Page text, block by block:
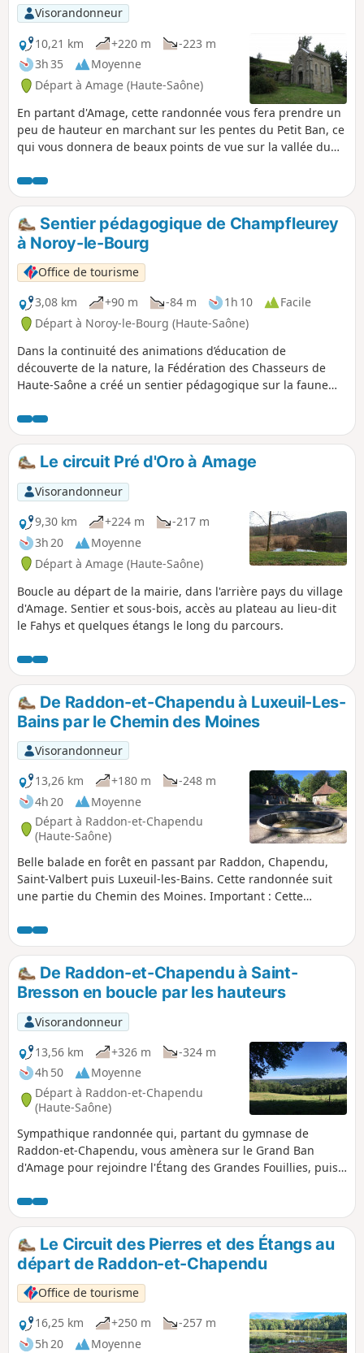
majeure partie se passe sur des
chemins.
Visorandonneur
10,21 km
+220 m
-223 m
3h 35
Moyenne
Départ à Amage (Haute-Saône)
En partant d'Amage, cette randonnée vous fera prendre un
peu de hauteur en marchant sur les pentes du Petit Ban, ce
qui vous donnera de beaux points de vue sur la vallée du
Colomban vous surprendra par sa beauté et sa tranquillité.
Un belle descente à travers bois vous ramènera dans la
plaine, à Sainte-Marie-en-Chanois. Un crochet par la
Chapelle Saint-Roch vous fera goûter la platitude du fond
de la vallée.
Sentier pédagogique de Champfleurey
à Noroy-le-Bourg
Office de tourisme
3,08 km
+90 m -84 m 1h 10
Facile
Départ à Noroy-le-Bourg (Haute-Saône)
Dans la continuité des animations d’éducation de
découverte de la nature, la Fédération des Chasseurs de
Haute-Saône a créé un sentier pédagogique sur la faune
bornes ludiques et interactives ainsi que des pupitres
présentant des animaux des milieux traversés. Le sentier
parcourt également un milieu remarquable classé en site
Natura 2000, notamment pour son habitat de pelouse sèche
et ses discrètes orchidées.
Le circuit Pré d'Oro à Amage
Visorandonneur
9,30 km
+224 m
-217 m
3h 20
Moyenne
Départ à Amage (Haute-Saône)
Boucle au départ de la mairie, dans l'arrière pays du village
d'Amage. Sentier et sous-bois, accès au plateau au lieu-dit
le Fahys et quelques étangs le long du parcours.
De Raddon-et-Chapendu à Luxeuil-Les-
Bains par le Chemin des Moines
Visorandonneur
13,26 km
+180 m
-248 m
4h 20
Moyenne
Départ à Raddon-et-Chapendu
(Haute-Saône)
Belle balade en forêt en passant par Raddon, Chapendu,
Saint-Valbert puis Luxeuil-les-Bains. Cette randonnée suit
une partie du Chemin des Moines. Important : Cette
transports en commun reliant Luxeuil-les-Bains à Raddon-
et-Chapendu. Il vous faut trouver un moyen de parvenir au
point de départ ou au point d'arrivée.
De Raddon-et-Chapendu à Saint-
Bresson en boucle par les hauteurs
Visorandonneur
13,56 km
+326 m
-324 m
4h 50
Moyenne
Départ à Raddon-et-Chapendu
(Haute-Saône)
Sympathique randonnée qui, partant du gymnase de
Raddon-et-Chapendu, vous amènera sur le Grand Ban
d'Amage pour rejoindre l'Étang des Grandes Fouillies, puis
par les dessus des Maires-d'Avaux puis en passant par
l'Étang Trésurier.
Le Circuit des Pierres et des Étangs au
départ de Raddon-et-Chapendu
Office de tourisme
16,25 km
+250 m
-257 m
5h 20
Moyenne